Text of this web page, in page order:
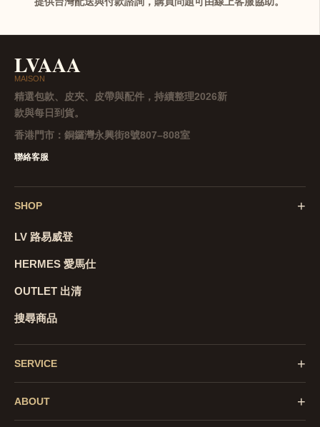
LVAAA
MAISON
精選包款、皮夾、皮帶與配件，持續整理2026新
款與每日到貨。
香港門市： 銅鑼灣永興街8號807–808室
聯絡客服
SHOP +
LV 路易威登
HERMES 愛馬仕
OUTLET 出清
搜尋商品
SERVICE +
ABOUT +